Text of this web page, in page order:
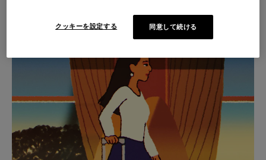
IS
PLAYED,
PLEASE
PRESS
TO
IS
MUTED,
PLEASE
PRESS
TO
厳選されたギフトセレクション
あらゆる旅に寄り添う究極の
パートナーを見つけましょう
クッキーを設定する 同意して続ける